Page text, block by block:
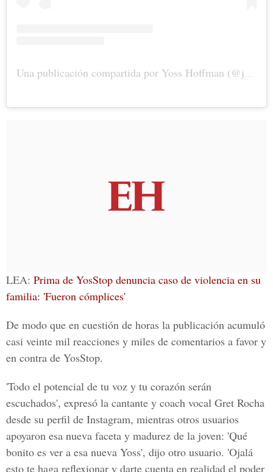
LEA: Prima de YosStop denuncia caso de violencia en su
familia: 'Fueron cómplices'
De modo que en cuestión de horas la publicación acumuló
casi veinte mil reacciones y miles de comentarios a favor y
en contra de YosStop.
'Todo el potencial de tu voz y tu corazón serán
escuchados', expresó la cantante y coach vocal Gret Rocha
desde su perfil de Instagram, mientras otros usuarios
apoyaron esa nueva faceta y madurez de la joven: 'Qué
bonito es ver a esa nueva Yoss', dijo otro usuario. 'Ojalá
esto te haga reflexionar y darte cuenta en realidad el poder